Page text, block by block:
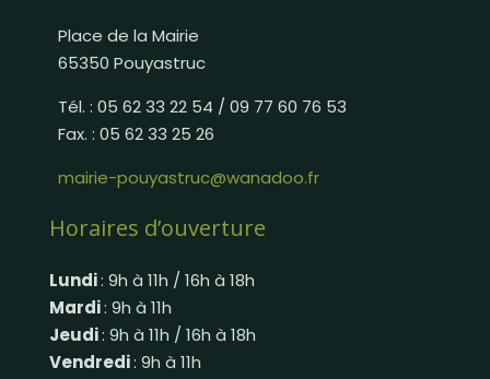
Place de la Mairie
65350 Pouyastruc
Tél. : 05 62 33 22 54 / 09 77 60 76 53
Fax. : 05 62 33 25 26
mairie-pouyastruc@wanadoo.fr
Horaires d’ouverture
Lundi: 9h à 11h / 16h à 18h
Mardi: 9h à 11h
Jeudi: 9h à 11h / 16h à 18h
Vendredi: 9h à 11h